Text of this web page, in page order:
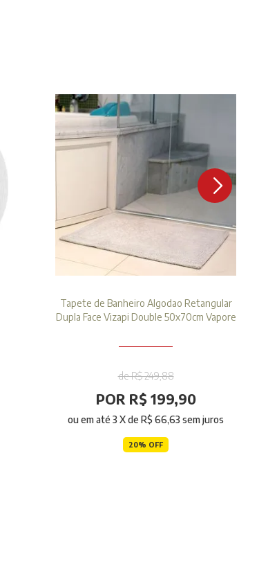
Tapete de Banheiro Algodao Retangular
Dupla Face Vizapi Double 50x70cm Vapore
de R$ 249,88
POR R$ 199,90
ou em até3 X deR$ 66,63 sem juros
20% OFF